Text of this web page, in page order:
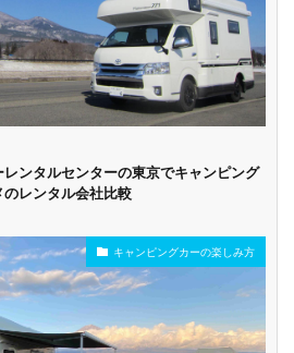
多言語対応 年末年始営業
イカー預かりあ
り
カード支払い可
カップル向き ファミリー向き
新車多数あり
ンタルセンターの東京でキャンピング
レンタル会社比較
キャンピングカーの楽しみ方